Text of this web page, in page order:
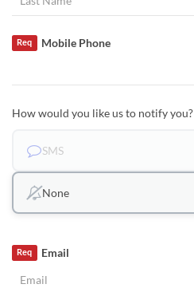
Mobile Phone
Req
How would you like us to notify you?
SMS
None
Email
Req